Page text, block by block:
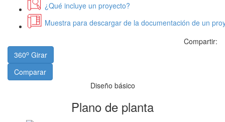
¿Qué incluye un proyecto?
Muestra para descargar de la documentación de un
Compartir:
360o Girar
Comparar
Diseño básico
Plano de planta